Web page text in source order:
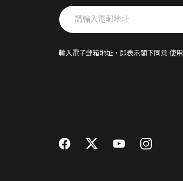
請
輸
郵
輸入電子郵箱地址，即表示閣下同意 使